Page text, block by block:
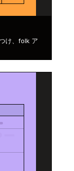
け、folk ア